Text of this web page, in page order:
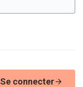
Se connecter